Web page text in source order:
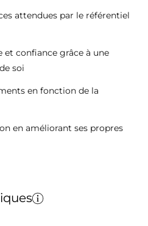
attendues par le référentiel
et confiance grâce à une
soi
en fonction de la
en améliorant ses propres